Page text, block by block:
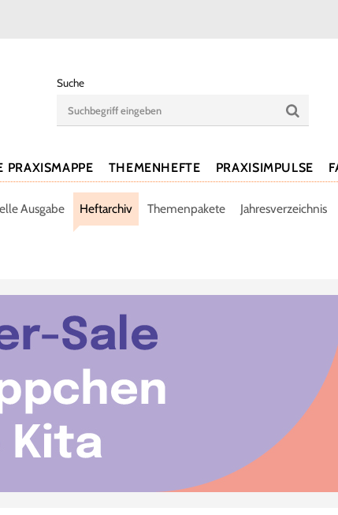
Suche
PRAXISMAPPE THEMENHEFTE PRAXISIMPULSE
Ausgabe Heftarchiv Themenpakete Jahresverzeichnis